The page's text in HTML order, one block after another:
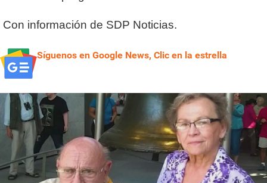
Con información de SDP Noticias.
Síguenos en Google News, Clic en la estrella